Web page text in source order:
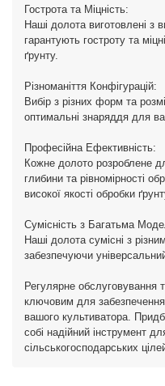
Гострота та Міцність:
Наші долота виготовлені з
гарантують гостроту та
ґрунту.
Різноманіття Конфігурацій:
Вибір з різних форм та
оптимальні знаряддя для
Професійна Ефективність:
Кожне долото розроблене
глибини та рівномірності
високої якості обробки
Сумісність з Багатьма
Наші долота сумісні з
забезпечуючи
Регулярне обслуговування
ключовим для забезпечення
вашого культиватора.
собі надійний інструмент
сільськогосподарських